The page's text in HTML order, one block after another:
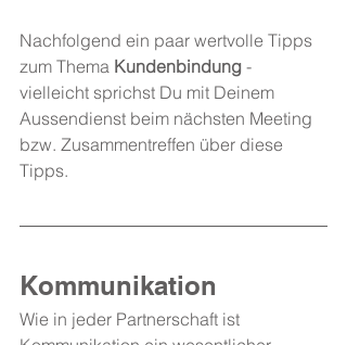
Nachfolgend ein paar wertvolle Tipps
zum Thema Kundenbindung -
vielleicht sprichst Du mit Deinem
Aussendienst beim nächsten Meeting
bzw. Zusammentreffen über diese
Tipps.
Kommunikation
Wie in jeder Partnerschaft ist